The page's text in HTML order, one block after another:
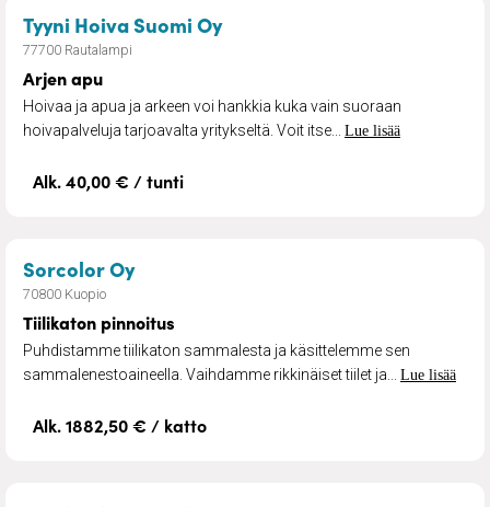
Tyyni Hoiva Suomi Oy– Arjen apu
77700 Rautalampi
Arjen apu
Hoivaa ja apua ja arkeen voi hankkia kuka vain suoraan
hoivapalveluja tarjoavalta yritykseltä. Voit itse... Lue lisää
Alk. 40,00 € / tunti
Sorcolor Oy– Tiilikaton pinnoitus
70800 Kuopio
Tiilikaton pinnoitus
Puhdistamme tiilikaton sammalesta ja käsittelemme sen
sammalenestoaineella. Vaihdamme rikkinäiset tiilet ja... Lue lisää
Alk. 1882,50 € / katto